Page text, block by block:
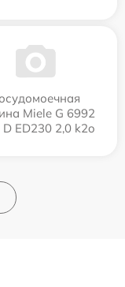
Miele G 6992
D ED230 2,0 k2o